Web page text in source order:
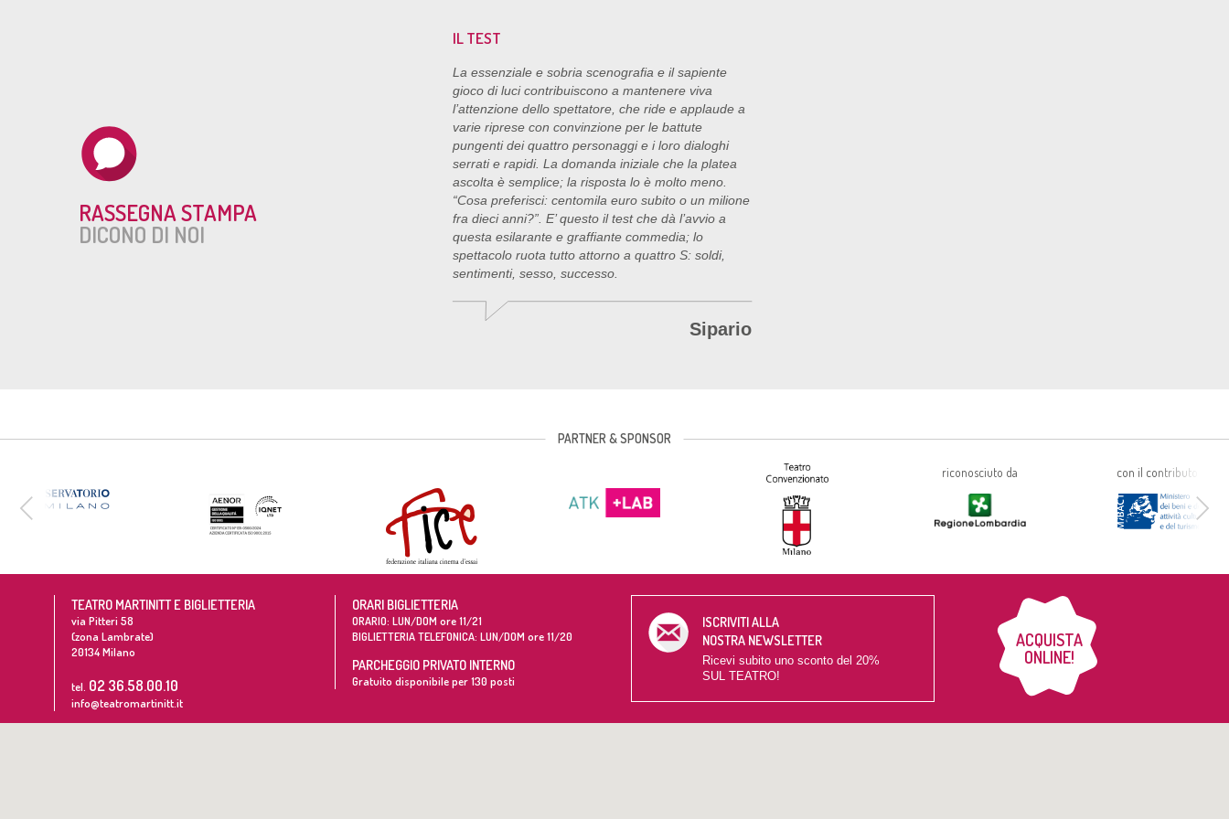
RASSEGNA STAMPA
DICONO DI NOI
IL TEST
La essenziale e sobria scenografia e il sapiente
gioco di luci contribuiscono a mantenere viva
l’attenzione dello spettatore, che ride e applaude a
varie riprese con convinzione per le battute
pungenti dei quattro personaggi e i loro dialoghi
serrati e rapidi. La domanda iniziale che la platea
ascolta è semplice; la risposta lo è molto meno.
“Cosa preferisci: centomila euro subito o un milione
fra dieci anni?”. E’ questo il test che dà l’avvio a
questa esilarante e graffiante commedia; lo
spettacolo ruota tutto attorno a quattro S: soldi,
sentimenti, sesso, successo.
Sipario
PARTNER & SPONSOR
riconosciuto da con il contributo di
TEATRO MARTINITT E BIGLIETTERIA
via Pitteri 58
(zona Lambrate)
20134Milano
tel. 02 36.58.00.10
info@teatromartinitt.it
ORARI BIGLIETTERIA
ORARIO: LUN/DOM ore 11/21
BIGLIETTERIA TELEFONICA: LUN/DOM ore 11/20
PARCHEGGIO PRIVATO INTERNO
Gratuito disponibile per 130 posti
ISCRIVITI ALLA
NOSTRA NEWSLETTER
Ricevi subito uno sconto del 20%
SUL TEATRO!
ACQUISTA
ONLINE!